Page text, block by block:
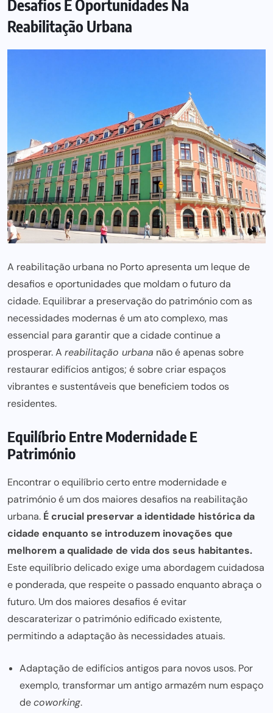
Desafios E Oportunidades Na
Reabilitação Urbana
A reabilitação urbana no Porto apresenta um leque de
desafios e oportunidades que moldam o futuro da
cidade. Equilibrar a preservação do património com as
necessidades modernas é um ato complexo, mas
essencial para garantirque a cidade continue a
prosperar. A reabilitação urbana não é apenas sobre
restaurar edifícios antigos; é sobre criar espaços
vibrantes e sustentáveis que beneficiem todos os
residentes.
Equilíbrio Entre Modernidade E
Património
Encontrar o equilíbrio certo entre modernidade e
património é um dos maiores desafios na reabilitação
urbana. É crucial preservar a identidade histórica da
cidade enquanto se introduzem inovações que
melhorem a qualidade de vida dos seus habitantes.
Este equilíbrio delicado exige uma abordagem cuidadosa
e ponderada, que respeite o passado enquanto abraça o
futuro. Um dos maiores desafios é evitar
descaraterizar o patrimónioedificado existente,
permitindo a adaptação às necessidades atuais.
Adaptação de edifícios antigos para novos usos. Por
exemplo, transformar um antigo armazém num espaço
decoworking.